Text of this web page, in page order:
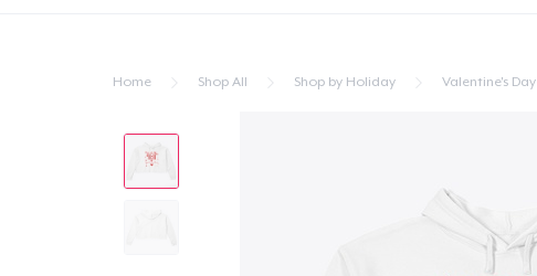
Home Shop All Shop by Holiday Valentine's Day